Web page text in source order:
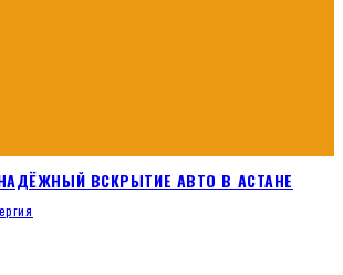
ВСКРЫТИЕ АВТО В АСТАНЕ